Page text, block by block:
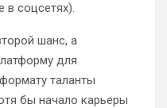
в соцсетях).
шанс, а
для
таланты
бы начало карьеры